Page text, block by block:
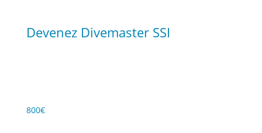
Devenez Divemaster SSI
800€